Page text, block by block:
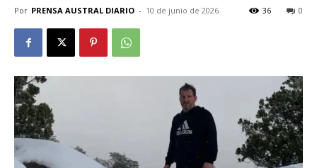
Por PRENSA AUSTRAL DIARIO - 10 de junio de 2026 0
36